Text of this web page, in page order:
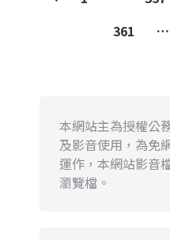
361
…
本網站主為授權公
及影音使用，為免
運作，本網站影音
瀏覽檔。